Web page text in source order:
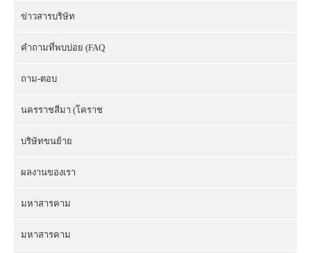
ข่าวสารบริษัท
คำถามที่พบบ่อย (FAQ
ถาม-ตอบ
นครราชสีมา (โคราช
บริษัทขนย้าย
ผลงานของเรา
มหาสารคาม
มหาสารคาม